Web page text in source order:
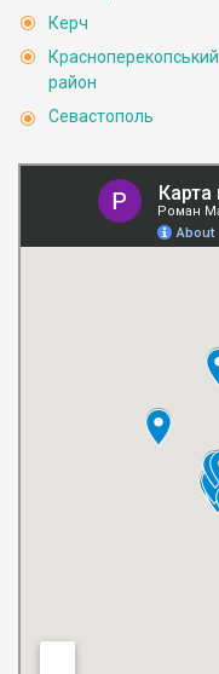
Керч
Красноперекопський
район
Севастополь